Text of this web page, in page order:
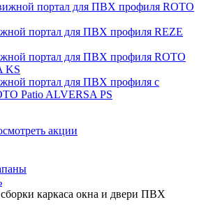
портал для ПВХ профиля ROTO
портал для ПВХ профиля REZE
портал для ПВХ профиля ROTO
KS
портал для ПВХ профиля с
Patio ALVERSA PS
акции
каркаса окна и двери ПВХ